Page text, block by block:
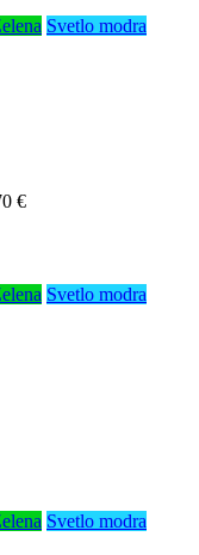
Svetlo modra
€
Svetlo modra
Svetlo modra